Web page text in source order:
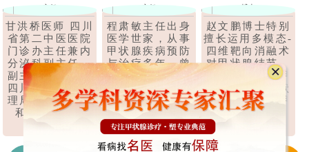
主任
甘洪桥医师 四川
省第二中医医院
门诊办主任兼内
分泌科副主任，
副主任中医师，
四川省中医药管
理局第六批学术
和技术带头..
主任
程肃敏主任出身
医学世家，从事
甲状腺疾病预防
与治疗多年，曾
在深圳、上海、
广东等多家医院
任职甲状腺科医
师，后经成都..
【详细】
博士
赵文鹏博士特别
擅长运用多模态-
四维靶向消融术
对甲状腺结节、
甲状腺腺瘤、甲
状腺囊肿、甲状
腺乳头状癌等甲
状腺疾..【详